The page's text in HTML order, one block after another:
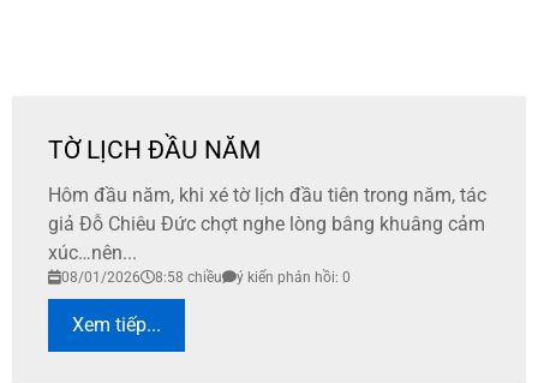
TỜ LỊCH ĐẦU NĂM
Hôm đầu năm, khi xé tờ lịch đầu tiên trong năm, tác
giả Đỗ Chiêu Đức chợt nghe lòng bâng khuâng cảm
xúc…nên...
08/01/2026 8:58 chiều ý kiến phản hồi: 0
Xem tiếp...